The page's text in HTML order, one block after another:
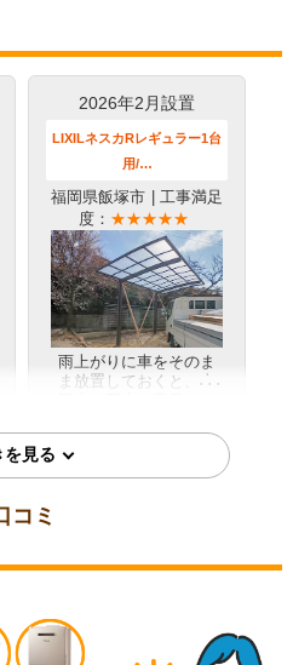
受注満足度 ★★★☆☆
をもっと見る
2026年2月設置
LIXILネスカRレギュラー1台
用/…
福岡県飯塚市
| 工事満足
度： ★★★★★
雨上がりに車をそのま
ま放置しておくと、太
（水鱗）になってしま
い、市販の洗剤では落
ちず困っていました。
題が完全解決しまし
愛知県春日井市 | 工事満足
コミ